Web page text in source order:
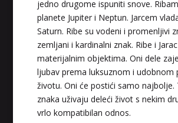
jedno drugome ispuniti snove.
planete Jupiter i Neptun. Jarcem
Saturn. Ribe su vodeni i promenljivi
zemljani i kardinalni znak. Ribe i
materijalnim objektima. Oni dele
ljubav prema luksuznom i udobnom
životu. Oni će postići samo najbolje.
znaka uživaju deleći život s nekim
vrlo kompatibilan odnos.
VIKTORIJA / Kod 369
Tarot savjetnik je
TEHNIKE:astrologija, numerologija,
radiestezija